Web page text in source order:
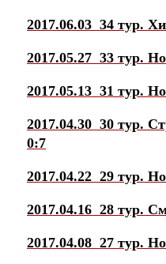
2017.06.03 34 тур.
2017.05.27 33 тур.
2017.05.13 31 тур.
2017.04.30 30 тур.
0:7
2017.04.22 29 тур.
2017.04.16 28 тур.
2017.04.08 27 тур.